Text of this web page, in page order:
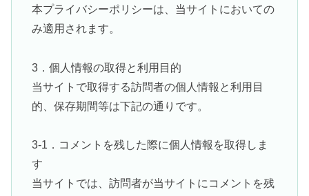
本プライバシーポリシーは、当サイトにおいての
み適用されます。
3．個人情報の取得と利用目的
当サイトで取得する訪問者の個人情報と利用目
的、保存期間等は下記の通りです。
3-1．コメントを残した際に個人情報を取得しま
す
当サイトでは、訪問者が当サイトにコメントを残